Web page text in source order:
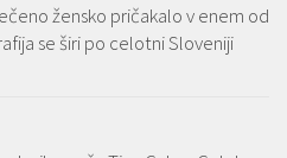
žensko pričakalo v enem od
se širi po celotni Sloveniji